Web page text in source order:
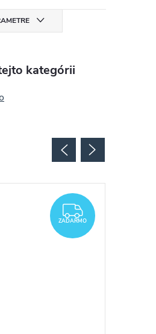
kategórii
ZADARMO
ZADARMO